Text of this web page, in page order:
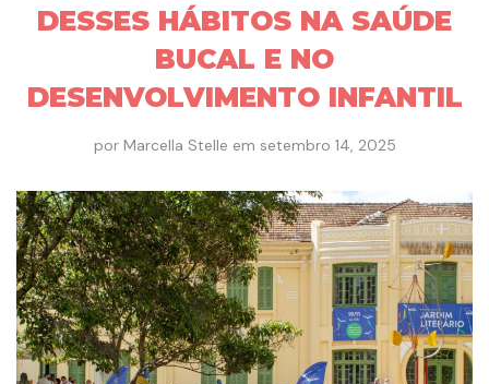
DESSES HÁBITOS NA SAÚDE
BUCAL E NO
DESENVOLVIMENTO INFANTIL
por Marcella Stelle em setembro 14, 2025